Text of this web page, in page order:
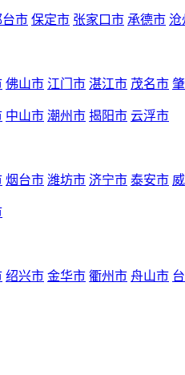
台市 保定市 张家口市 承德市 沧
佛山市 江门市 湛江市 茂名市
中山市 潮州市 揭阳市 云浮市
烟台市 潍坊市 济宁市 泰安市
绍兴市 金华市 衢州市 舟山市